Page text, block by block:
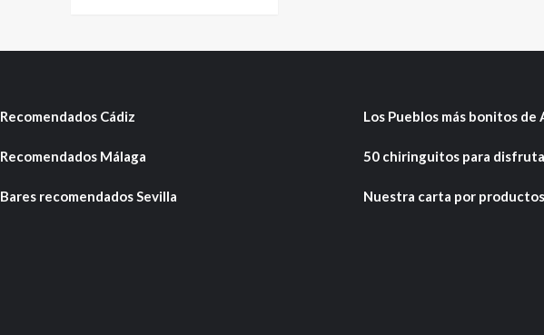
Recomendados Cádiz
Recomendados Málaga
Bares recomendados Sevilla
Los Pueblos más bonitos de
50 chiringuitos para
Nuestra carta por productos